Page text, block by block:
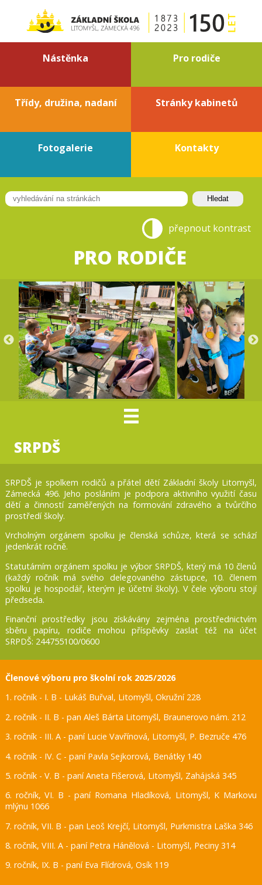
Nástěnka Pro rodiče
Třídy, družina, nadaní Stránky kabinetů
Fotogalerie Kontakty
přepnout kontrast
PRO RODIČE
SRPDŠ
SRPDŠ je spolkem rodičů a přátel dětí Základní školy Litomyšl,
Zámecká 496. Jeho posláním je podpora aktivního využití času
dětí a činností zaměřených na formování zdravého a tvůrčího
prostředí školy.
Vrcholným orgánem spolku je členská schůze, která se schází
jedenkrát ročně.
Statutárním orgánem spolku je výbor SRPDŠ, který má 10 členů
(každý ročník má svého delegovaného zástupce, 10. členem
spolku je hospodář, kterým je účetní školy). V čele výboru stojí
předseda.
Finanční prostředky jsou získávány zejména prostřednictvím
sběru papíru, rodiče mohou příspěvky zaslat též na účet
SRPDŠ: 244755100/0600
Členové výboru pro školní rok 2025/2026
1. ročník - I. B - Lukáš Buřval, Litomyšl, Okružní 228
2. ročník - II. B - pan Aleš Bárta Litomyšl, Braunerovo nám. 212
3. ročník - III. A - paní Lucie Vavřínová, Litomyšl, P. Bezruče 476
4. ročník - IV. C - paní Pavla Sejkorová, Benátky 140
5. ročník - V. B - paní Aneta Fišerová, Litomyšl, Zahájská 345
6. ročník, VI. B - paní Romana Hladíková, Litomyšl, K Markovu
mlýnu 1066
7. ročník, VII. B - pan Leoš Krejčí, Litomyšl, Purkmistra Laška 346
8. ročník, VIII. A - paní Petra Hánělová - Litomyšl, Peciny 314
9. ročník, IX. B - paní Eva Flídrová, Osík 119